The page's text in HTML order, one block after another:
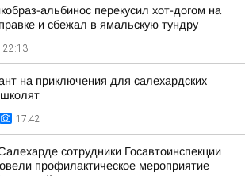
альбинос перекусил хот-догом на
и сбежал в ямальскую тундру
22:13
на приключения для салехардских
17:42
сотрудники Госавтоинспекции
профилактическое мероприятие